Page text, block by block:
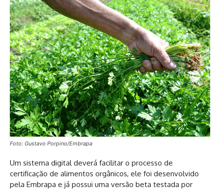
Foto: Gustavo Porpino/Embrapa
Um sistema digital deverá facilitar o processo de
certificação de alimentos orgânicos, ele foi desenvolvido
pela Embrapa e já possui uma versão beta testada por